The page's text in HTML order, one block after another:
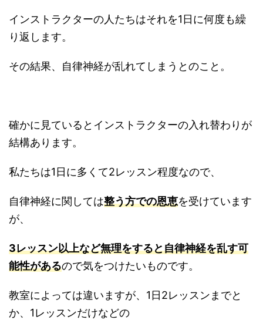
インストラクターの人たちはそれを1日に何度も繰
り返します。
その結果、自律神経が乱れてしまうとのこと。
確かに見ているとインストラクターの入れ替わりが
結構あります。
私たちは1日に多くて2レッスン程度なので、
自律神経に関しては整う方での恩恵を受けています
が、
3レッスン以上など無理をすると自律神経を乱す可
能性があるので気をつけたいものです。
教室によっては違いますが、1日2レッスンまでと
か、1レッスンだけなどの